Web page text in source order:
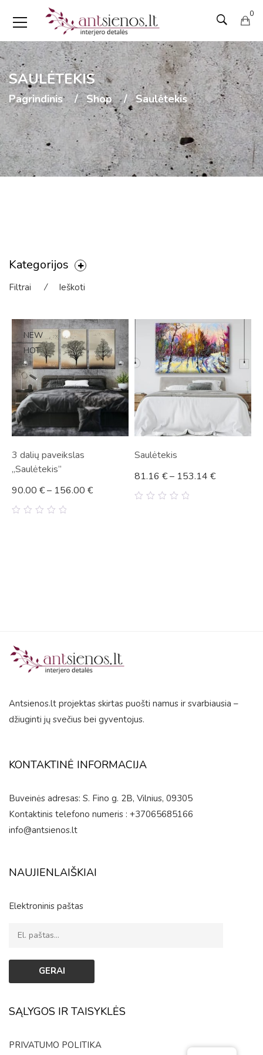
0
SAULĖTEKIS
Pagrindinis Shop Saulėtekis
Kategorijos
Filtrai ⁄ Ieškoti
NEW
HOT
3 dalių paveikslas
„Saulėtekis”
90.00 €– 156.00 €
Saulėtekis
81.16 €– 153.14 €
Antsienos.lt projektas skirtas puošti namus ir svarbiausia –
džiuginti jų svečius bei gyventojus.
KONTAKTINĖ INFORMACIJA
Buveinės adresas: S. Fino g. 2B, Vilnius, 09305
Kontaktinis telefono numeris : +37065685166
info@antsienos.lt
NAUJIENLAIŠKIAI
Elektroninis paštas
SĄLYGOS IR TAISYKLĖS
PRIVATUMO POLITIKA